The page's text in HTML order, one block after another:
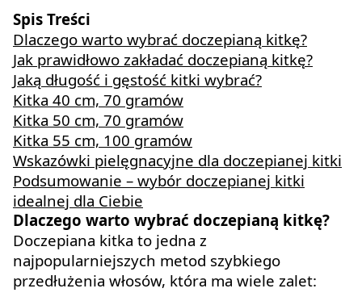
Spis Treści
Dlaczego warto wybrać doczepianą kitkę?
Jak prawidłowo zakładać doczepianą kitkę?
Jaką długość i gęstość kitki wybrać?
Kitka 40 cm, 70 gramów
Kitka 50 cm, 70 gramów
Kitka 55 cm, 100 gramów
Wskazówki pielęgnacyjne dla doczepianej kitki
Podsumowanie – wybór doczepianej kitki
idealnej dla Ciebie
Dlaczego warto wybrać doczepianą kitkę?
Doczepiana kitka to jedna z
najpopularniejszych metod szybkiego
przedłużenia włosów, która ma wiele zalet: